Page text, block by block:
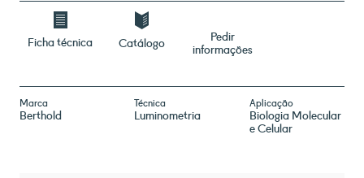
Ficha técnica Catálogo
Pedir
informações
Marca
Berthold
Técnica
Luminometria
Aplicação
Biologia Molecular
e Celular